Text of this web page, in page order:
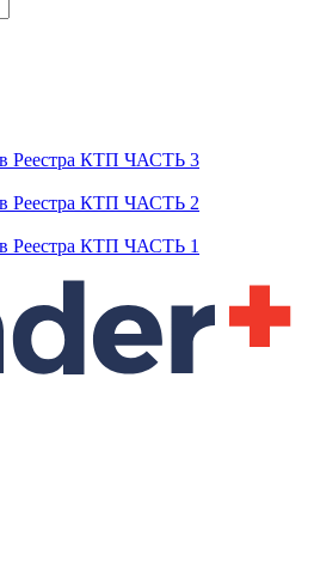
Реестра КТП ЧАСТЬ 3
Реестра КТП ЧАСТЬ 2
Реестра КТП ЧАСТЬ 1